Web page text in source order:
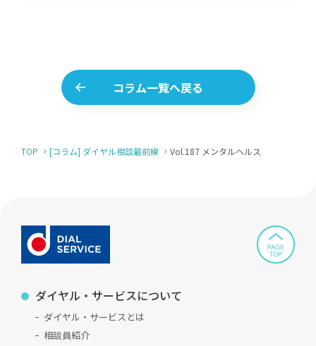
コラム一覧へ戻る
TOP [コラム] ダイヤル相談最前線 Vol.187 メンタルヘルス
ダイヤル・サービスについて
ダイヤル・サービスとは
相談員紹介